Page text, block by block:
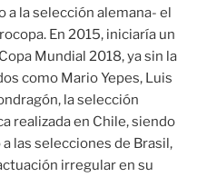
la selección alemana- el
En 2015, iniciaría un
Mundial 2018, ya sin la
como Mario Yepes, Luis
la selección
realizada en Chile, siendo
las selecciones de Brasil,
irregular en su